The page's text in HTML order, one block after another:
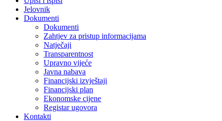
Jelovnik
Dokumenti
Dokumenti
Zahtjev za pristup informacijama
Natječaji
Transparentnost
Upravno vijeće
Javna nabava
Financijski izvještaji
Financijski plan
Ekonomske cijene
Registar ugovora
Kontakti